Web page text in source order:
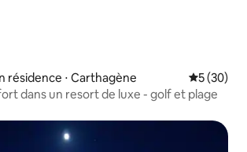
résidence ⋅ Carthagène
5 (30)
dans un resort de luxe - golf et plage